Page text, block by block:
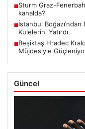
■Sturm Graz-
kanalda?
■İstanbul
Kulelerini Yatırdı
■Beşiktaş Hradec
Müjdesiyle
Güncel